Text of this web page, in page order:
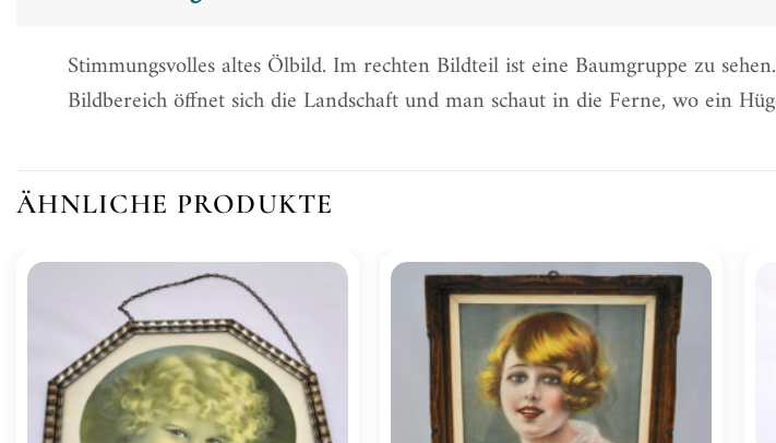
Stimmungsvolles altes Ölbild. Im rechten Bildteil ist eine Baumgruppe zu
Bildbereich öffnet sich die Landschaft und man schaut in die Ferne, wo ein
ÄHNLICHE PRODUKTE
Zur
Wunschliste
hinzufügen
Zur
Wunschliste
hinzufügen